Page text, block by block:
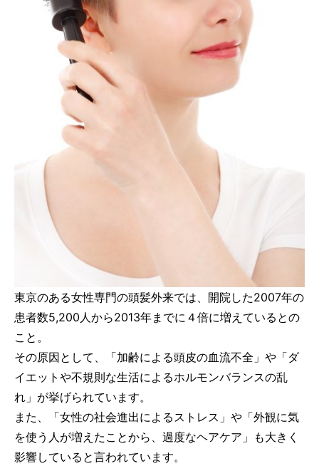
東京のある女性専門の頭髪外来では、開院した2007年の
患者数5,200人から2013年までに４倍に増えているとの
こと。
その原因として、「加齢による頭皮の血流不全」や「ダ
イエットや不規則な生活によるホルモンバランスの乱
れ」が挙げられています。
また、「女性の社会進出によるストレス」や「外観に気
を使う人が増えたことから、過度なヘアケア」も大きく
影響していると言われています。